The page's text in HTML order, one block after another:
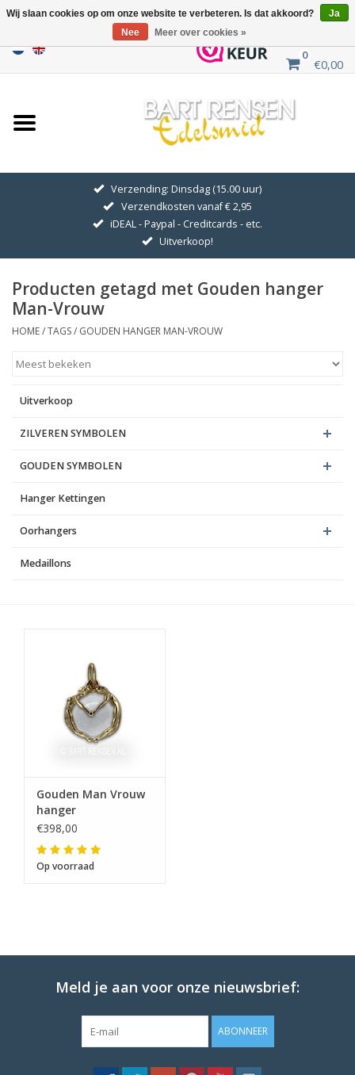
0
€0,00
Home
Uitverkoop
GOUDEN SYMBOLEN
Hanger Kettingen
Oorhangers
Verzending: Dinsdag (15.00 uur)
Verzendkosten vanaf € 2,95
iDEAL - Paypal - Creditcards - etc.
Uitverkoop!
Producten getagd met Gouden hanger
Man-Vrouw
HOME/TAGS/ GOUDEN HANGER MAN-VROUW
Uitverkoop
ZILVEREN SYMBOLEN
GOUDEN SYMBOLEN
Hanger Kettingen
Oorhangers
Medaillons
Gouden Man Vrouw
hanger
€398,00
Op voorraad
Meld je aan voor onze nieuwsbrief:
ABONNEER
Wij slaan cookies op om onze website te verbeteren. Is dat akkoord?
Ja
Nee
Meer over cookies »